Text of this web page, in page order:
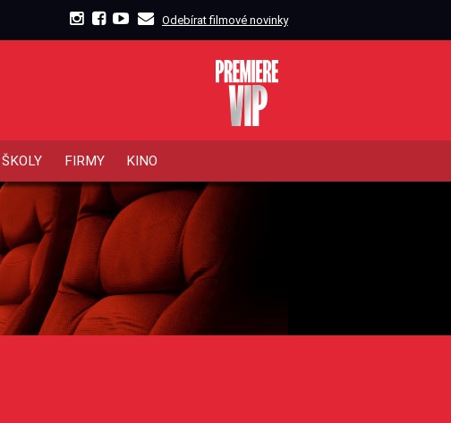
Odebírat filmové novinky
ŠKOLY FIRMY KINO